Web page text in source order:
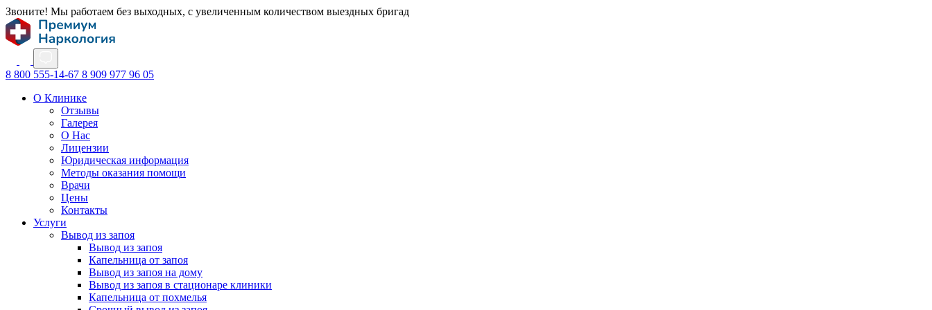
Звоните! Мы работаем без выходных, с увеличенным количеством выездных бригад
8 800 555-14-67 8 909 977 96 05
О Клинике
Отзывы
Галерея
О Нас
Лицензии
Юридическая информация
Методы оказания помощи
Врачи
Цены
Контакты
Услуги
Вывод из запоя
Вывод из запоя
Капельница от запоя
Вывод из запоя на дому
Вывод из запоя в стационаре клиники
Капельница от похмелья